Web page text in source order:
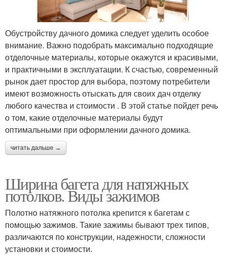
Обустройству дачного домика следует уделить особое
внимание. Важно подобрать максимально подходящие
отделочные материалы, которые окажутся и красивыми,
и практичными в эксплуатации. К счастью, современный
рынок дает простор для выбора, поэтому потребители
имеют возможность отыскать для своих дач отделку
любого качества и стоимости . В этой статье пойдет речь
о том, какие отделочные материалы будут
оптимальными при оформлении дачного домика.
читать дальше →
Ширина багета для натяжных
потолков. Виды зажимов
Полотно натяжного потолка крепится к багетам с
помощью зажимов. Такие зажимы бывают трех типов,
различаются по конструкции, надежности, сложности
установки и стоимости.